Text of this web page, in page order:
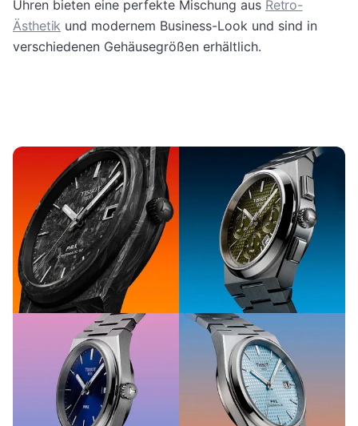
Uhren bieten eine perfekte Mischung aus Retro-
Ästhetik und modernem Business-Look und sind in
verschiedenen Gehäusegrößen erhältlich.